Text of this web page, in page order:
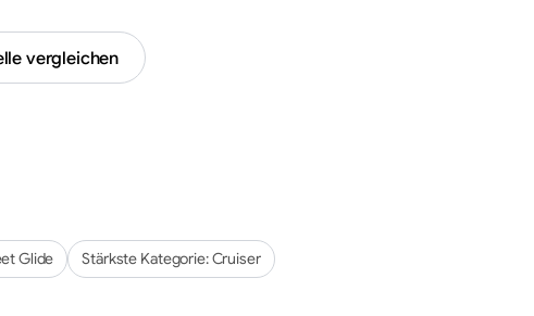
vergleichen
Glide Stärkste Kategorie:Cruiser